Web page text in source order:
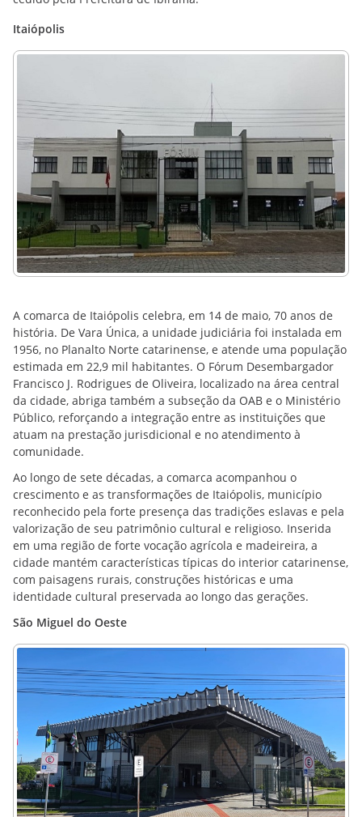
Itaiópolis
A comarca de Itaiópolis celebra, em 14 de maio, 70 anos de
história. De Vara Única, a unidade judiciária foi instalada em
1956, no Planalto Norte catarinense, e atende uma população
estimada em 22,9 mil habitantes. O Fórum Desembargador
Francisco J. Rodrigues de Oliveira, localizado na área central
da cidade, abriga também a subseção da OAB e o Ministério
Público, reforçando a integração entre as instituições que
atuam na prestação jurisdicional e no atendimento à
comunidade.
Ao longo de sete décadas, a comarca acompanhou o
crescimento e as transformações de Itaiópolis, município
reconhecido pela forte presença das tradições eslavas e pela
valorização de seu patrimônio cultural e religioso. Inserida
em uma região de forte vocação agrícola e madeireira, a
cidade mantém características típicas do interior catarinense,
com paisagens rurais, construções históricas e uma
identidade cultural preservada ao longo das gerações.
São Miguel do Oeste